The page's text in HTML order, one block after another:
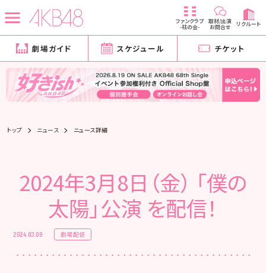
ファンクラブ
-柱の会-
取材/出演
お問合せ リクルート
劇場ガイド スケジュール チケット
トップ ニュース ニュース詳細
2024年3月8日（金） 「僕の
太陽」公演 を配信！
2024.03.09 劇場配信